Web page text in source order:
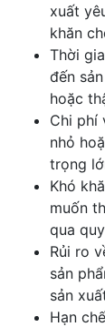
xuất
khăn
Thời
đến
hoặc
Chi phí
nhỏ
trọng
Khó
muốn
qua
Rủi ro
sản
sản
Hạn